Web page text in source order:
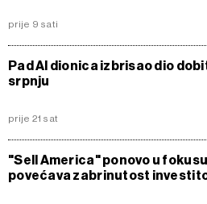
prije 9 sati
Pad AI dionica izbrisao dio
srpnju
prije 21 sat
"Sell America" ponovo u
povećava zabrinutost